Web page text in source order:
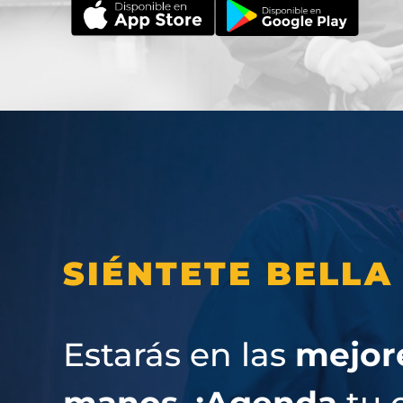
SIÉNTETE BELLA
Estarás en las